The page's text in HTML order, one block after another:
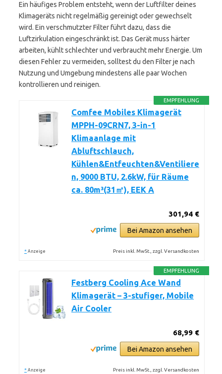
Ein häufiges Problem entsteht, wenn der Luftfilter deines
Klimageräts nicht regelmäßig gereinigt oder gewechselt
wird. Ein verschmutzter Filter führt dazu, dass die
Luftzirkulation eingeschränkt ist. Das Gerät muss härter
arbeiten, kühlt schlechter und verbraucht mehr Energie. Um
diesen Fehler zu vermeiden, solltest du den Filter je nach
Nutzung und Umgebung mindestens alle paar Wochen
kontrollieren und reinigen.
EMPFEHLUNG
Comfee Mobiles Klimagerät
MPPH-09CRN7, 3-in-1
Klimaanlage mit
Abluftschlauch,
Kühlen&Entfeuchten&Ventiliere
n, 9000 BTU, 2.6kW, für Räume
ca. 80m³(31㎡), EEK A
301,94 €
Bei Amazon ansehen
* Anzeige Preis inkl. MwSt., zzgl. Versandkosten
EMPFEHLUNG
Festberg Cooling Ace Wand
Klimagerät – 3-stufiger, Mobile
Air Cooler
68,99 €
Bei Amazon ansehen
* Anzeige Preis inkl. MwSt., zzgl. Versandkosten